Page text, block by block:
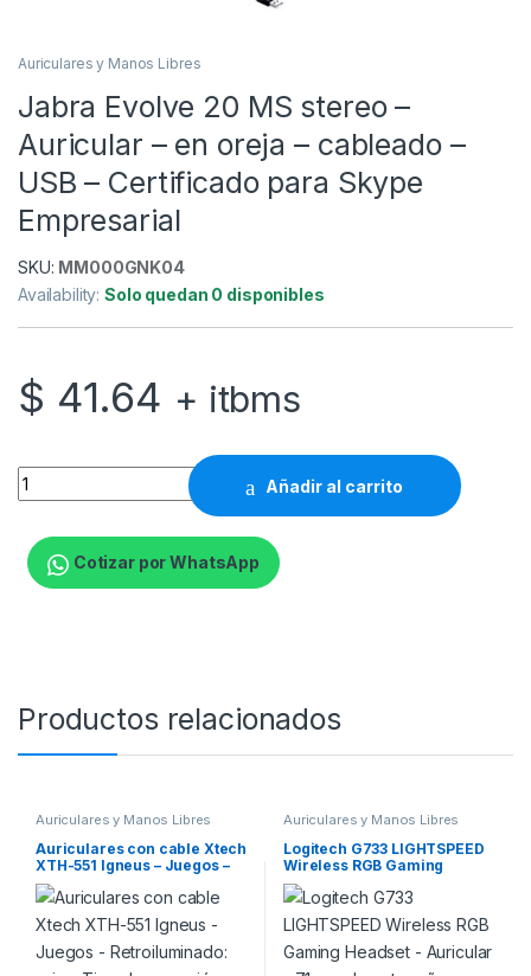
Auriculares y Manos Libres
Jabra Evolve 20 MS stereo –
Auricular – en oreja – cableado –
USB – Certificado para Skype
Empresarial
SKU: MM000GNK04
Availability:Solo quedan 0 disponibles
$ 41.64 + itbms
Jabra Evolve 20 MS stereo - Auricular - en oreja - cableado
Añadir al carrito
Cotizar por WhatsApp
Productos relacionados
Auriculares y Manos Libres
Auriculares con cable Xtech
XTH-551 Igneus – Juegos –
Retroiluminado: rojo – Tipo
de conexión: 3,5 mm (TRRS)
y USB para alimentación.
Incluye adaptador divisor
hembra de 3,5 mm a
enchufes dobles de 3,
Auriculares y Manos Libres
Logitech G733 LIGHTSPEED
Wireless RGB Gaming
Headset – Auricular – 7.1
canales – tamaño completo
– 2,4 GHz – inalámbrico –
azul